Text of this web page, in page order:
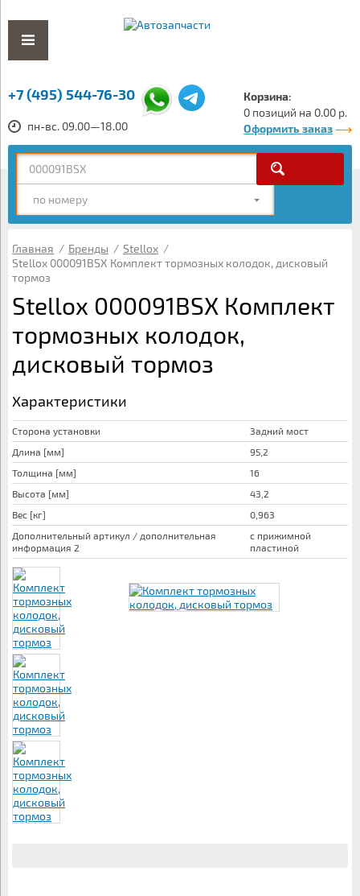
+7 (495) 544-76-30
пн-вс. 09.00—18.00
Корзина:
0 позиций на 0.00 р.
Оформить заказ
по номеру
Главная / Бренды / Stellox /
Stellox 000091BSX Комплект тормозных колодок, дисковый
тормоз
Stellox 000091BSX Комплект
тормозных колодок,
дисковый тормоз
Характеристики
Сторона установки
Задний мост
Длина [мм]
95,2
Толщина [мм]
16
Высота [мм]
43,2
Вес [кг]
0,963
Дополнительный артикул / дополнительная
информация 2
с прижимной
пластиной